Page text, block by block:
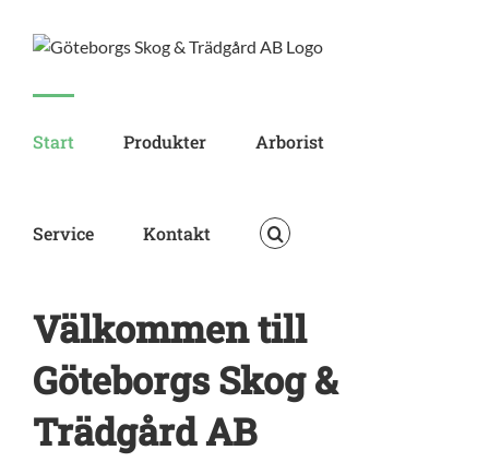
Start Produkter Arborist
Service Kontakt
Välkommen till
Göteborgs Skog &
Trädgård AB